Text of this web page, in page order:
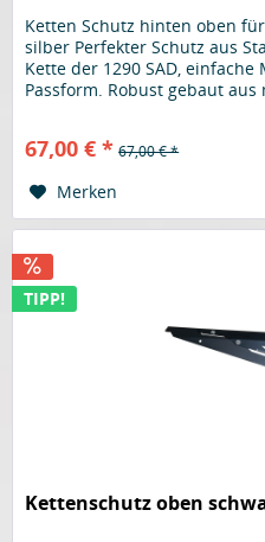
Ketten Schutz hinten oben
silber Perfekter Schutz aus
Kette der 1290 SAD,
Passform. Robust gebaut
67,00 € * 67,00 € *
Merken
TIPP!
Kettenschutz oben